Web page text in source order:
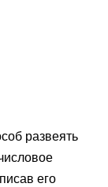
развеять
его